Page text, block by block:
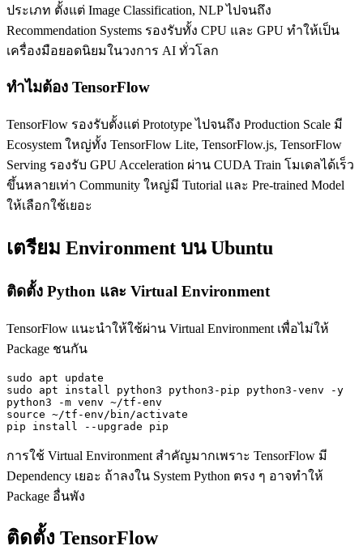
ประเภท ตั้งแต่ Image Classification, NLP ไปจนถึง
Recommendation Systems รองรับทั้ง CPU และ GPU ทำให้เป็น
เครื่องมือยอดนิยมในวงการ AI ทั่วโลก
ทำไมต้อง TensorFlow
TensorFlow รองรับตั้งแต่ Prototype ไปจนถึง Production Scale มี
Ecosystem ใหญ่ทั้ง TensorFlow Lite, TensorFlow.js, TensorFlow
Serving รองรับ GPU Acceleration ผ่าน CUDA Train โมเดลได้เร็ว
ขึ้นหลายเท่า Community ใหญ่มี Tutorial และ Pre-trained Model
ให้เลือกใช้เยอะ
เตรียม Environment บน Ubuntu
ติดตั้ง Python และ Virtual Environment
TensorFlow แนะนำให้ใช้ผ่าน Virtual Environment เพื่อไม่ให้
Package ชนกัน
sudo apt update
sudo apt install python3 python3-pip python3-venv -y
python3 -m venv ~/tf-env
source ~/tf-env/bin/activate
pip install --upgrade pip
การใช้ Virtual Environment สำคัญมากเพราะ TensorFlow มี
Dependency เยอะ ถ้าลงใน System Python ตรง ๆ อาจทำให้
Package อื่นพัง
ติดตั้ง TensorFlow